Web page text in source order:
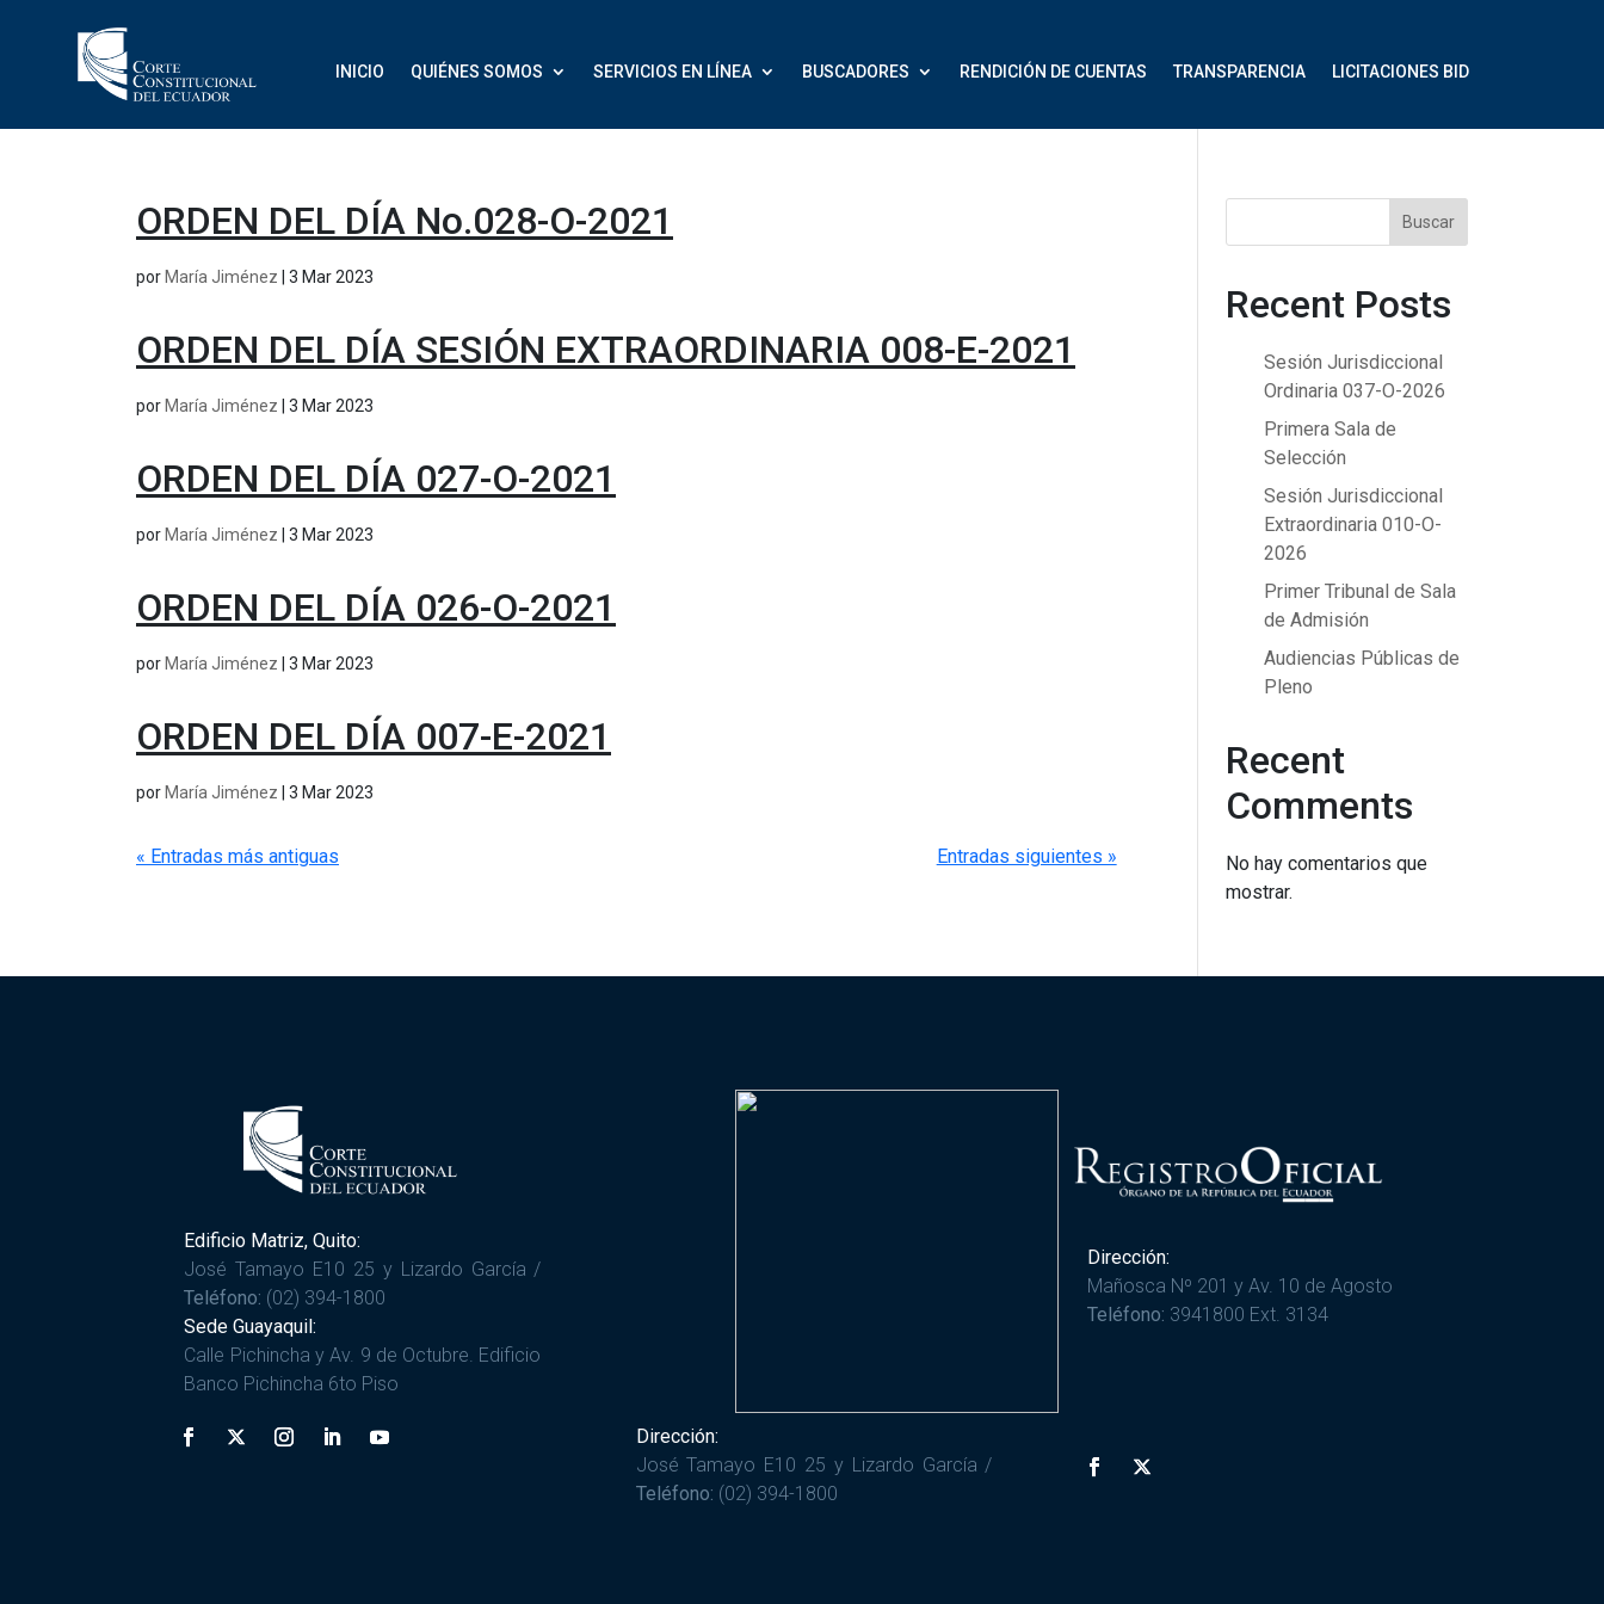
INICIO QUIÉNES SOMOS SERVICIOS EN LÍNEA BUSCADORES RENDICIÓN DE CUENTAS TRANSPARENCIA LICITACIONES BID
ORDEN DEL DÍA No.028-O-2021
por María Jiménez 3 Mar 2023
ORDEN DEL DÍA SESIÓN EXTRAORDINARIA 008-E-2021
por María Jiménez 3 Mar 2023
ORDEN DEL DÍA 027-O-2021
por María Jiménez 3 Mar 2023
ORDEN DEL DÍA 026-O-2021
por María Jiménez 3 Mar 2023
ORDEN DEL DÍA 007-E-2021
por María Jiménez 3 Mar 2023
« Entradas más antiguas Entradas siguientes »
Buscar
Recent Posts
Sesión Jurisdiccional
Ordinaria 037-O-2026
Primera Sala de
Selección
Sesión Jurisdiccional
Extraordinaria 010-O-
2026
Primer Tribunal de Sala
de Admisión
Audiencias Públicas de
Pleno
Recent
Comments
No hay comentarios que
mostrar.
Edificio Matriz, Quito:
José Tamayo E10 25 y Lizardo García /
Teléfono: (02) 394-1800
Sede Guayaquil:
Calle Pichincha y Av. 9 de Octubre. Edificio
Banco Pichincha 6to Piso
Dirección:
José Tamayo E10 25 y Lizardo García /
Teléfono: (02) 394-1800
Dirección:
Mañosca Nº 201 y Av. 10 de Agosto
Teléfono: 3941800 Ext. 3134